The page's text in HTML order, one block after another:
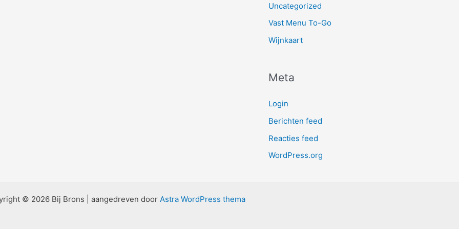
Uncategorized
Vast Menu To-Go
Wijnkaart
Meta
Login
Berichten feed
Reacties feed
WordPress.org
© 2026 Bij Brons | aangedreven door Astra WordPress thema